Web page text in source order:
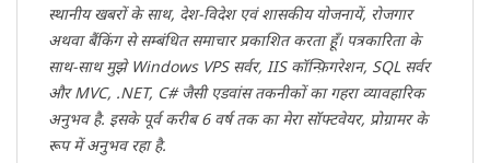
स्थानीय खबरों के साथ, देश-विदेश एवं शासकीय योजनायें, रोजगार
अथवा बैंकिंग से सम्बंधित समाचार प्रकाशित करता हूँ। पत्रकारिता के
साथ-साथ मुझे Windows VPS सर्वर, IIS कॉन्फ़िगरेशन, SQL सर्वर
और MVC, .NET, C# जैसी एडवांस तकनीकों का गहरा व्यावहारिक
अनुभव है. इसके पूर्व करीब 6 वर्ष तक का मेरा सॉफ्टवेयर, प्रोग्रामर के
रूप में अनुभव रहा है.